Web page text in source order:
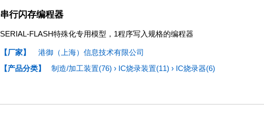
串行闪存编程器
SERIAL-FLASH特殊化专用模型，1程序写入规格的编程器
【厂家】
港御（上海）信息技术有限公司
【产品分类】
制造/加工装置(76) › IC烧录装置(11) › IC烧录器(6)